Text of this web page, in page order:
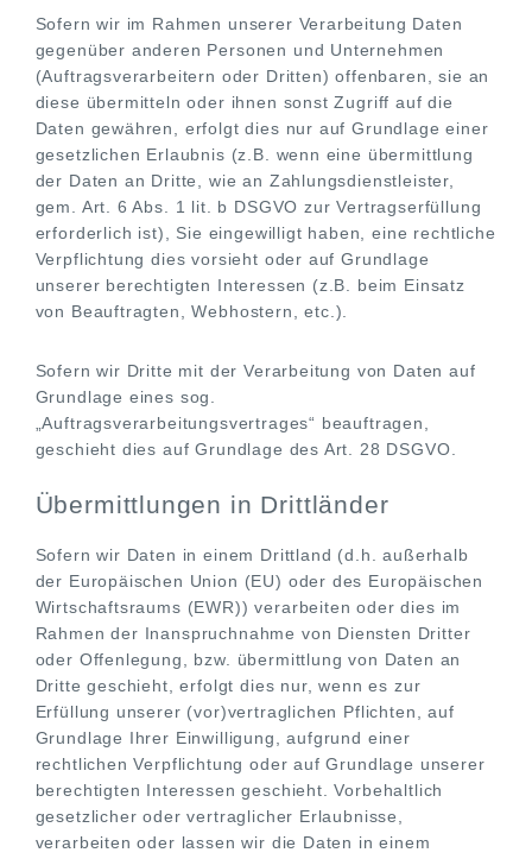
Sofern wir im Rahmen unserer Verarbeitung Daten
gegenüber anderen Personen und Unternehmen
(Auftragsverarbeitern oder Dritten) offenbaren, sie an
diese übermitteln oder ihnen sonst Zugriff auf die
Daten gewähren, erfolgt dies nur auf Grundlage einer
gesetzlichen Erlaubnis (z.B. wenn eine übermittlung
der Daten an Dritte, wie an Zahlungsdienstleister,
gem. Art. 6 Abs. 1 lit. b DSGVO zur Vertragserfüllung
erforderlich ist), Sie eingewilligt haben, eine rechtliche
Verpflichtung dies vorsieht oder auf Grundlage
unserer berechtigten Interessen (z.B. beim Einsatz
von Beauftragten, Webhostern, etc.).
Sofern wir Dritte mit der Verarbeitung von Daten auf
Grundlage eines sog.
„Auftragsverarbeitungsvertrages“ beauftragen,
geschieht dies auf Grundlage des Art. 28 DSGVO.
Übermittlungen in Drittländer
Sofern wir Daten in einem Drittland (d.h. außerhalb
der Europäischen Union (EU) oder des Europäischen
Wirtschaftsraums (EWR)) verarbeiten oder dies im
Rahmen der Inanspruchnahme von Diensten Dritter
oder Offenlegung, bzw. übermittlung von Daten an
Dritte geschieht, erfolgt dies nur, wenn es zur
Erfüllung unserer (vor)vertraglichen Pflichten, auf
Grundlage Ihrer Einwilligung, aufgrund einer
rechtlichen Verpflichtung oder auf Grundlage unserer
berechtigten Interessen geschieht. Vorbehaltlich
gesetzlicher oder vertraglicher Erlaubnisse,
verarbeiten oder lassen wir die Daten in einem